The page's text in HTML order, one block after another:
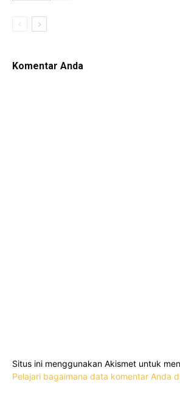
Komentar Anda
Situs ini menggunakan Akismet untuk
Pelajari bagaimana data komentar Anda